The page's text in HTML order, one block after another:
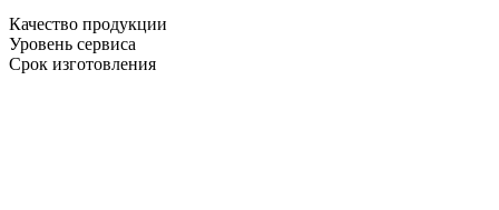
Качество продукции
Уровень сервиса
Срок изготовления